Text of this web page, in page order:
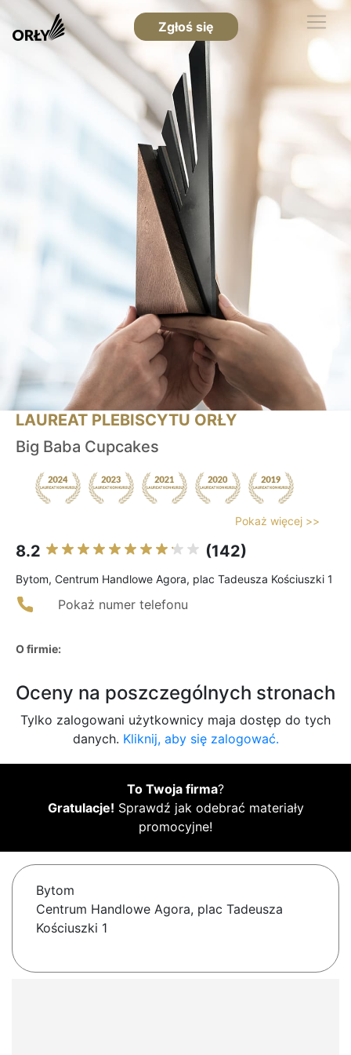
Zgłoś się
LAUREAT PLEBISCYTU ORŁY
Big Baba Cupcakes
Pokaż więcej >>
8.2 (142)
Bytom, Centrum Handlowe Agora, plac Tadeusza Kościuszki 1
Pokaż numer telefonu
O firmie:
Oceny na poszczególnych stronach
Tylko zalogowani użytkownicy maja dostęp do tych
danych. Kliknij, aby się zalogować.
To Twoja firma?
Gratulacje! Sprawdź jak odebrać materiały
promocyjne!
Bytom
Centrum Handlowe Agora, plac Tadeusza
Kościuszki 1